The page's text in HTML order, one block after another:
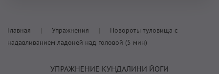
Главная Упражнения
Повороты туловища с
надавливанием ладоней над головой (5 мин)
УПРАЖНЕНИЕ КУНДАЛИНИ ЙОГИ